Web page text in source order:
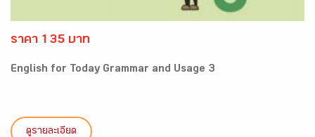
ราคา 135 บาท
English for Today Grammar and Usage 3
ดูรายละเอียด